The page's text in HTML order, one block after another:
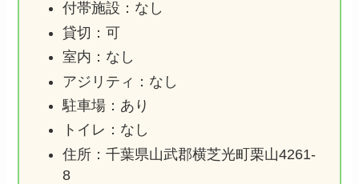
付帯施設：なし
貸切：可
室内：なし
アジリティ：なし
駐車場：あり
トイレ：なし
住所：千葉県山武郡横芝光町栗山4261-
8